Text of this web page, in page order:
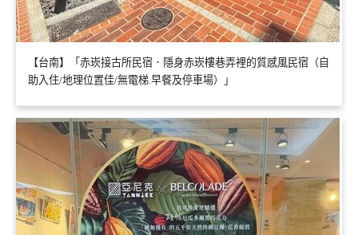
【台南】「赤崁接古所民宿．隱身赤崁樓巷弄裡的質感風民宿（自
助入住/地理位置佳/無電梯.早餐及停車場）」